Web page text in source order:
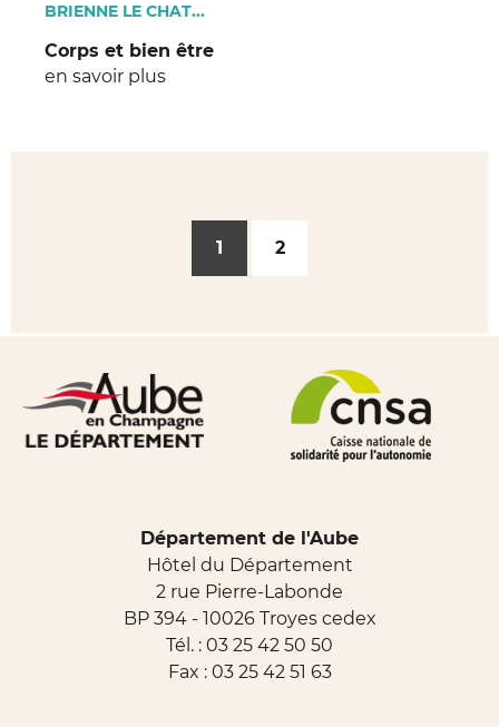
BRIENNE LE CHAT...
Corps et bien être
en savoir plus
1 2
Département de l'Aube
Hôtel du Département
2 rue Pierre-Labonde
BP 394 - 10026 Troyes cedex
Tél. : 03 25 42 50 50
Fax : 03 25 42 51 63